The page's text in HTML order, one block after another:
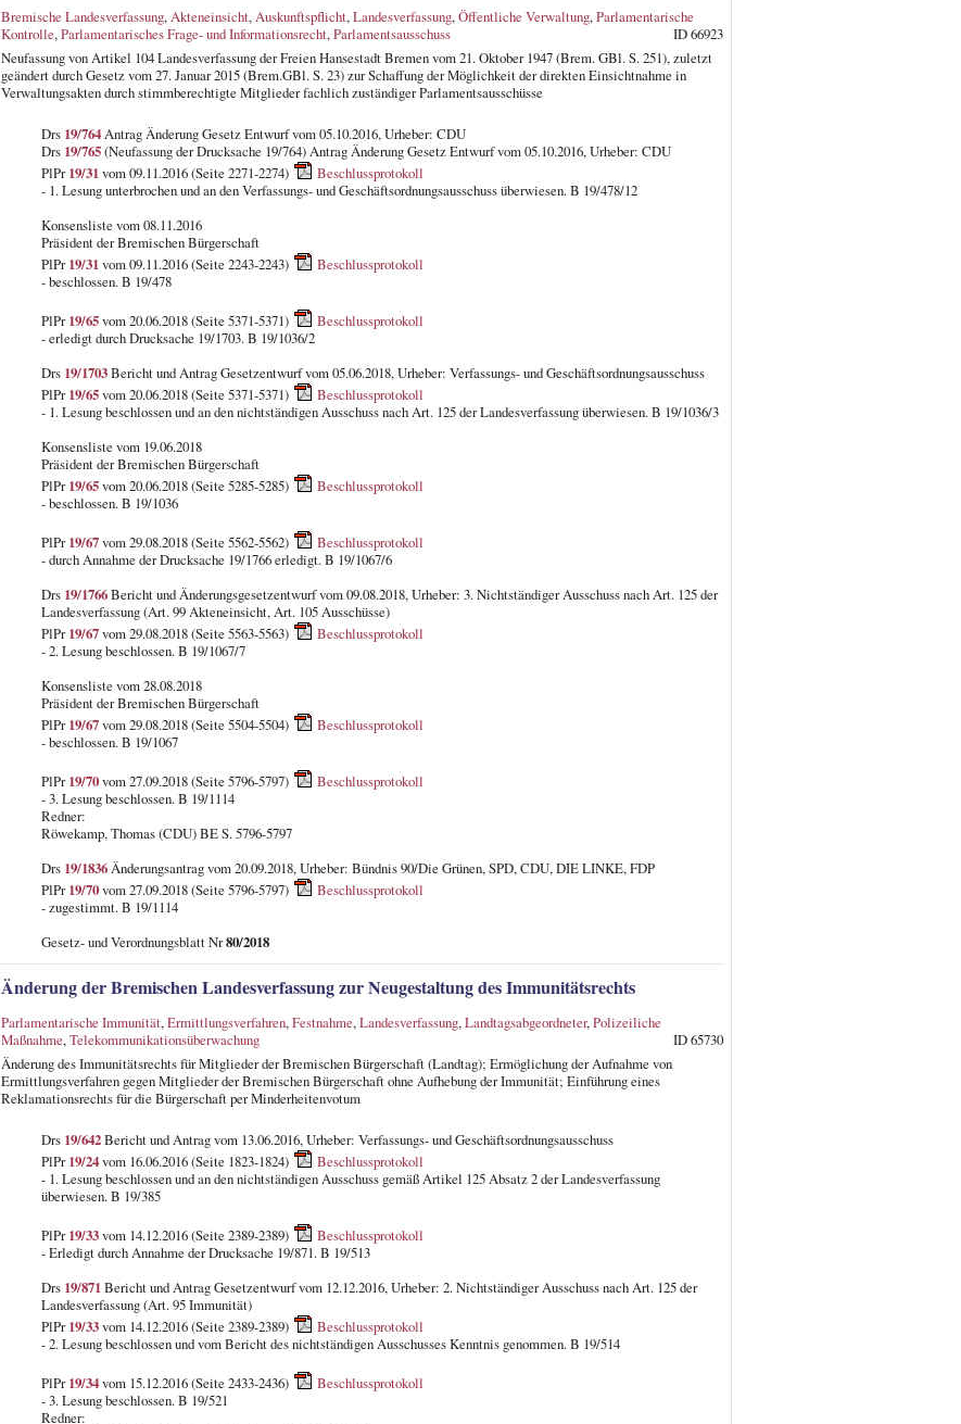
Bremische Landesverfassung,Akteneinsicht,Auskunftspflicht,Landesverfassung,Öffentliche Verwaltung,Parlamentarische
Kontrolle,Parlamentarisches Frage- und Informationsrecht,Parlamentsausschuss
ID 66923
Neufassung von Artikel 104 Landesverfassung der Freien Hansestadt Bremen vom 21. Oktober 1947 (Brem. GBl. S. 251), zuletzt
geändert durch Gesetz vom 27. Januar 2015 (Brem.GBl. S. 23) zur Schaffung der Möglichkeit der direkten Einsichtnahme in
Verwaltungsakten durch stimmberechtigte Mitglieder fachlich zuständiger Parlamentsausschüsse
Drs 19/764Antrag Änderung Gesetz Entwurf vom 05.10.2016, Urheber: CDU
Drs 19/765(Neufassung der Drucksache 19/764) Antrag Änderung Gesetz Entwurf vom 05.10.2016, Urheber: CDU
PlPr19/31vom 09.11.2016 (Seite 2271-2274)
Beschlussprotokoll
- 1. Lesung unterbrochen und an den Verfassungs- und Geschäftsordnungsausschuss überwiesen. B 19/478/12
Konsensliste vom 08.11.2016
Präsident der Bremischen Bürgerschaft
PlPr19/31vom 09.11.2016 (Seite 2243-2243)
Beschlussprotokoll
- beschlossen. B 19/478
PlPr19/65vom 20.06.2018 (Seite 5371-5371)
Beschlussprotokoll
- erledigt durch Drucksache 19/1703. B 19/1036/2
Drs 19/1703Bericht und Antrag Gesetzentwurf vom 05.06.2018, Urheber: Verfassungs- und Geschäftsordnungsausschuss
PlPr19/65vom 20.06.2018 (Seite 5371-5371)
Beschlussprotokoll
- 1. Lesung beschlossen und an den nichtständigen Ausschuss nach Art. 125 der Landesverfassung überwiesen. B 19/1036/3
Konsensliste vom 19.06.2018
Präsident der Bremischen Bürgerschaft
PlPr19/65vom 20.06.2018 (Seite 5285-5285)
Beschlussprotokoll
- beschlossen. B 19/1036
PlPr19/67vom 29.08.2018 (Seite 5562-5562)
Beschlussprotokoll
- durch Annahme der Drucksache 19/1766 erledigt. B 19/1067/6
Drs 19/1766Bericht und Änderungsgesetzentwurf vom 09.08.2018, Urheber: 3. Nichtständiger Ausschuss nach Art. 125 der
Landesverfassung (Art. 99 Akteneinsicht, Art. 105 Ausschüsse)
PlPr19/67vom 29.08.2018 (Seite 5563-5563)
Beschlussprotokoll
- 2. Lesung beschlossen. B 19/1067/7
Konsensliste vom 28.08.2018
Präsident der Bremischen Bürgerschaft
PlPr19/67vom 29.08.2018 (Seite 5504-5504)
Beschlussprotokoll
- beschlossen. B 19/1067
PlPr19/70vom 27.09.2018 (Seite 5796-5797)
Beschlussprotokoll
- 3. Lesung beschlossen. B 19/1114
Redner:
Röwekamp, Thomas (CDU) BE S. 5796-5797
Drs 19/1836Änderungsantrag vom 20.09.2018, Urheber: Bündnis 90/Die Grünen, SPD, CDU, DIE LINKE, FDP
PlPr19/70vom 27.09.2018 (Seite 5796-5797)
Beschlussprotokoll
- zugestimmt. B 19/1114
Gesetz- und Verordnungsblatt Nr80/2018
Änderung der Bremischen Landesverfassung zur Neugestaltung des Immunitätsrechts
Parlamentarische Immunität,Ermittlungsverfahren,Festnahme,Landesverfassung,Landtagsabgeordneter,Polizeiliche
Maßnahme,Telekommunikationsüberwachung
ID 65730
Änderung des Immunitätsrechts für Mitglieder der Bremischen Bürgerschaft (Landtag); Ermöglichung der Aufnahme von
Ermittlungsverfahren gegen Mitglieder der Bremischen Bürgerschaft ohne Aufhebung der Immunität; Einführung eines
Reklamationsrechts für die Bürgerschaft per Minderheitenvotum
Drs 19/642Bericht und Antrag vom 13.06.2016, Urheber: Verfassungs- und Geschäftsordnungsausschuss
PlPr19/24vom 16.06.2016 (Seite 1823-1824)
Beschlussprotokoll
- 1. Lesung beschlossen und an den nichtständigen Ausschuss gemäß Artikel 125 Absatz 2 der Landesverfassung
überwiesen. B 19/385
PlPr19/33vom 14.12.2016 (Seite 2389-2389)
Beschlussprotokoll
- Erledigt durch Annahme der Drucksache 19/871. B 19/513
Drs 19/871Bericht und Antrag Gesetzentwurf vom 12.12.2016, Urheber: 2. Nichtständiger Ausschuss nach Art. 125 der
Landesverfassung (Art. 95 Immunität)
PlPr19/33vom 14.12.2016 (Seite 2389-2389)
Beschlussprotokoll
- 2. Lesung beschlossen und vom Bericht des nichtständigen Ausschusses Kenntnis genommen. B 19/514
PlPr19/34vom 15.12.2016 (Seite 2433-2436)
Beschlussprotokoll
- 3. Lesung beschlossen. B 19/521
Redner: